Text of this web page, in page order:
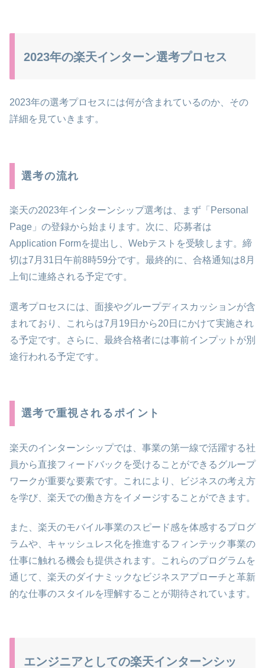
2023年の楽天インターン選考プロセス
2023年の選考プロセスには何が含まれているのか、その
詳細を見ていきます。
選考の流れ
楽天の2023年インターンシップ選考は、まず「Personal
Page」の登録から始まります。次に、応募者は
Application Formを提出し、Webテストを受験します。締
切は7月31日午前8時59分です。最終的に、合格通知は8月
上旬に連絡される予定です。
選考プロセスには、面接やグループディスカッションが含
まれており、これらは7月19日から20日にかけて実施され
る予定です。さらに、最終合格者には事前インプットが別
途行われる予定です。
選考で重視されるポイント
楽天のインターンシップでは、事業の第一線で活躍する社
員から直接フィードバックを受けることができるグループ
ワークが重要な要素です。これにより、ビジネスの考え方
を学び、楽天での働き方をイメージすることができます。
また、楽天のモバイル事業のスピード感を体感するプログ
ラムや、キャッシュレス化を推進するフィンテック事業の
仕事に触れる機会も提供されます。これらのプログラムを
通じて、楽天のダイナミックなビジネスアプローチと革新
的な仕事のスタイルを理解することが期待されています。
エンジニアとしての楽天インターンシッ